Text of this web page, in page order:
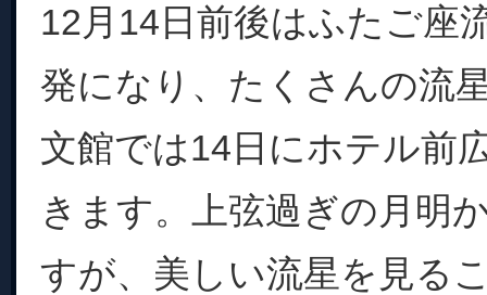
12月14日前後はふたご座
発になり、たくさんの流
文館では14日にホテル前
きます。上弦過ぎの月明
すが、美しい流星を見る